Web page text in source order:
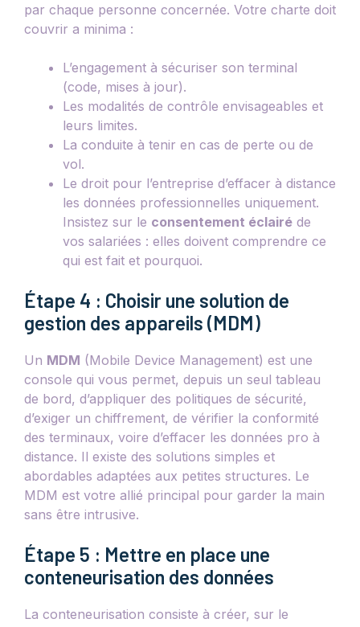
par chaque personne concernée. Votre charte doit
couvrir a minima :
L’engagement à sécuriser son terminal
(code, mises à jour).
Les modalités de contrôle envisageables et
leurs limites.
La conduite à tenir en cas de perte ou de
vol.
Le droit pour l’entreprise d’effacer à distance
les données professionnelles uniquement.
Insistez sur le consentement éclairé de
vos salariées : elles doivent comprendre ce
qui est fait et pourquoi.
Étape 4 : Choisir une solution de
gestion des appareils (MDM)
Un MDM (Mobile Device Management) est une
console qui vous permet, depuis un seul tableau
de bord, d’appliquer des politiques de sécurité,
d’exiger un chiffrement, de vérifier la conformité
des terminaux, voire d’effacer les données pro à
distance. Il existe des solutions simples et
abordables adaptées aux petites structures. Le
MDM est votre allié principal pour garder la main
sans être intrusive.
Étape 5 : Mettre en place une
conteneurisation des données
La conteneurisation consiste à créer, sur le